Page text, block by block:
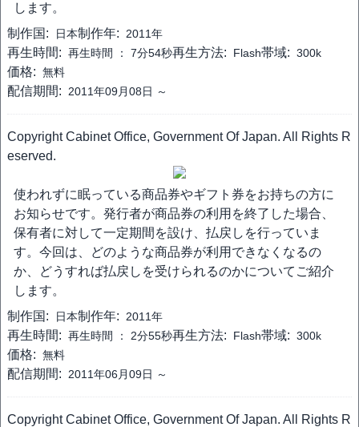
します。
制作国:
日本制作年: 2011年
再生時間: 再生時間 ： 7分54秒再生方法: Flash帯域: 300k
価格: 無料
配信期間: 2011年09月08日 ～
Copyright Cabinet Office, Government Of Japan. All Rights R
eserved.
使われずに眠っている商品券やギフト券をお持ちの方に
お知らせです。発行者が商品券の利用を終了した場合、
保有者に対して一定期間を設け、払戻しを行っていま
す。今回は、どのような商品券が利用できなくなるの
か、どうすれば払戻しを受けられるのかについてご紹介
します。
制作国:
日本制作年: 2011年
再生時間: 再生時間 ： 2分55秒再生方法: Flash帯域: 300k
価格: 無料
配信期間: 2011年06月09日 ～
Copyright Cabinet Office, Government Of Japan. All Rights R